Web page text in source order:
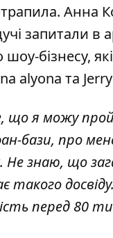
запитали в
бізнесу,
alyona та
що я можу
бази, про
знаю, що
перед 80